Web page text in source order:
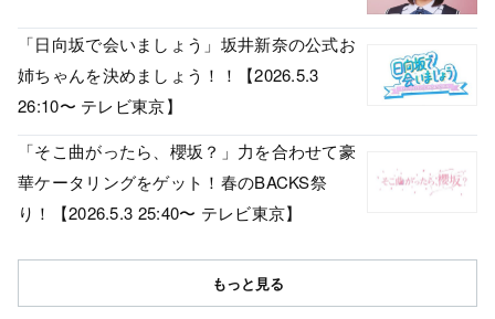
「日向坂で会いましょう」坂井新奈の公式お
姉ちゃんを決めましょう！！【2026.5.3
26:10〜 テレビ東京】
「そこ曲がったら、櫻坂？」力を合わせて豪
華ケータリングをゲット！春のBACKS祭
り！【2026.5.3 25:40〜 テレビ東京】
もっと見る